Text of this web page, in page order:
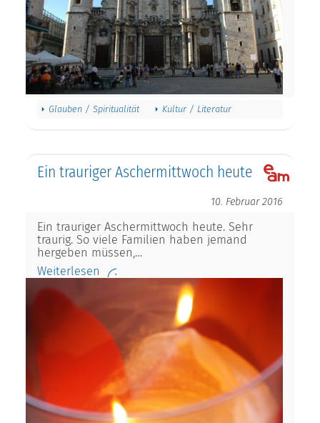
Glauben / Spiritualität Kultur / Literatur
Ein trauriger Aschermittwoch heute
10. Februar 2016
Ein trauriger Aschermittwoch heute. Sehr
traurig. So viele Familien haben jemand
hergeben müssen,…
Weiterlesen